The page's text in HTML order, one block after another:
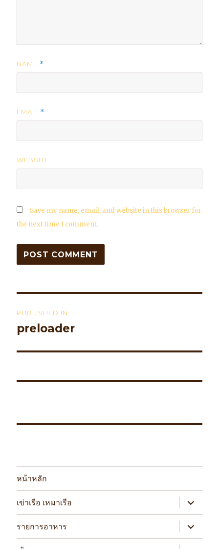
NAME *
EMAIL *
WEBSITE
Save my name, email, and website in this browser for
the next time I comment.
navigation
PUBLISHED IN
preloader
หน้าหลัก
เข่าเรือ เหมาเรือ
expand
child
menu
รายการอาหาร
expand
child
menu